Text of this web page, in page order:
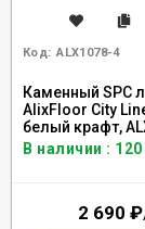
Код: ALX1078-4
Каменный SPC
AlixFloor City
белый крафт,
В наличии :
2 690 ₽